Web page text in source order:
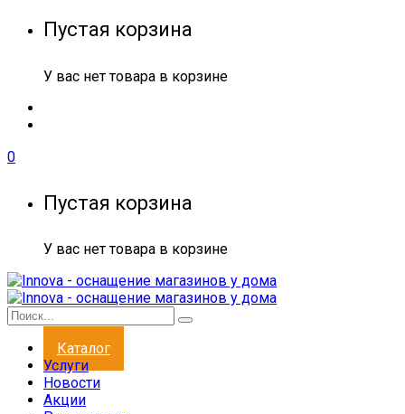
Пустая корзина
У вас нет товара в корзине
0
Пустая корзина
У вас нет товара в корзине
Каталог
Услуги
Новости
Акции